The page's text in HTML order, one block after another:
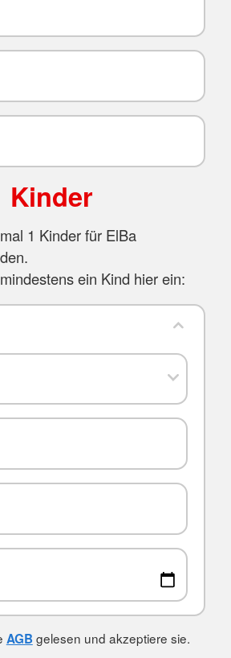
Kinder
1 Kinder für ElBa
ein Kind hier ein:
AGB gelesen und akzeptiere sie.